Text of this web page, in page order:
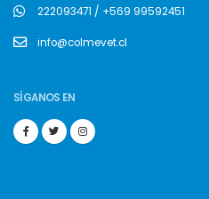
222093471 / +569 99592451
info@colmevet.cl
SÍGANOS EN